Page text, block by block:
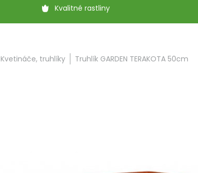
Kvalitné rastliny
Kvetináče, truhlíky Truhlík GARDEN TERAKOTA 50cm